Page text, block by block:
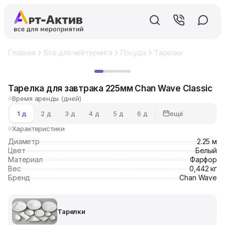
Главная Все для кейтеринга Посуда Тарелки
Тарелка для завтрака 225мм Chan Wave Classic
Время аренды (дней)
1 д
2 д 3 д 4 д 5 д 6 д
ещё
Характеристики
Диаметр
2.25 м
Цвет
Белый
Материал
Фарфор
Вес
0,442 кг
Бренд
Chan Wave
Тарелки